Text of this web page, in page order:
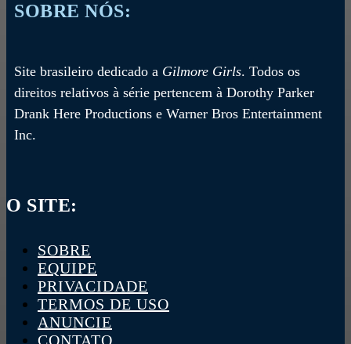
SOBRE NÓS:
Site brasileiro dedicado a Gilmore Girls. Todos os
direitos relativos à série pertencem à Dorothy Parker
Drank Here Productions e Warner Bros Entertainment
Inc.
O SITE:
SOBRE
EQUIPE
PRIVACIDADE
TERMOS DE USO
ANUNCIE
CONTATO